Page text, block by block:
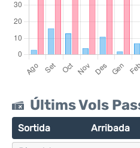
Últims Vols
Sortida Arribada